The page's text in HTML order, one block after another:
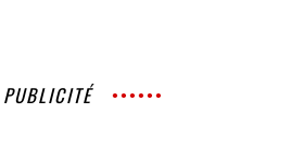
PUBLICITÉ